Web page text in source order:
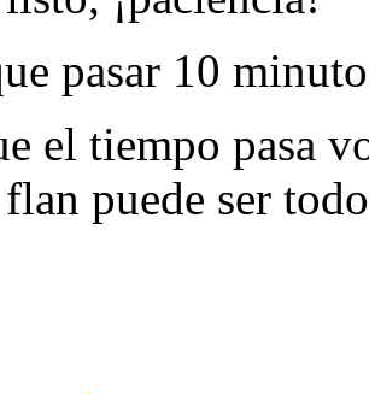
pasar 10
el tiempo pasa
puede ser